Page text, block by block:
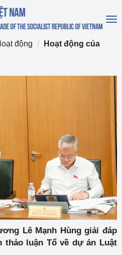
động
Hoạt động của
Lê Mạnh Hùng giải đáp
thảo luận Tổ về dự án Luật